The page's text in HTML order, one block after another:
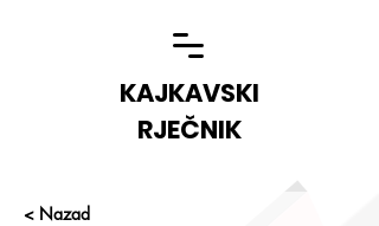
KAJKAVSKI
RJEČNIK
< Nazad